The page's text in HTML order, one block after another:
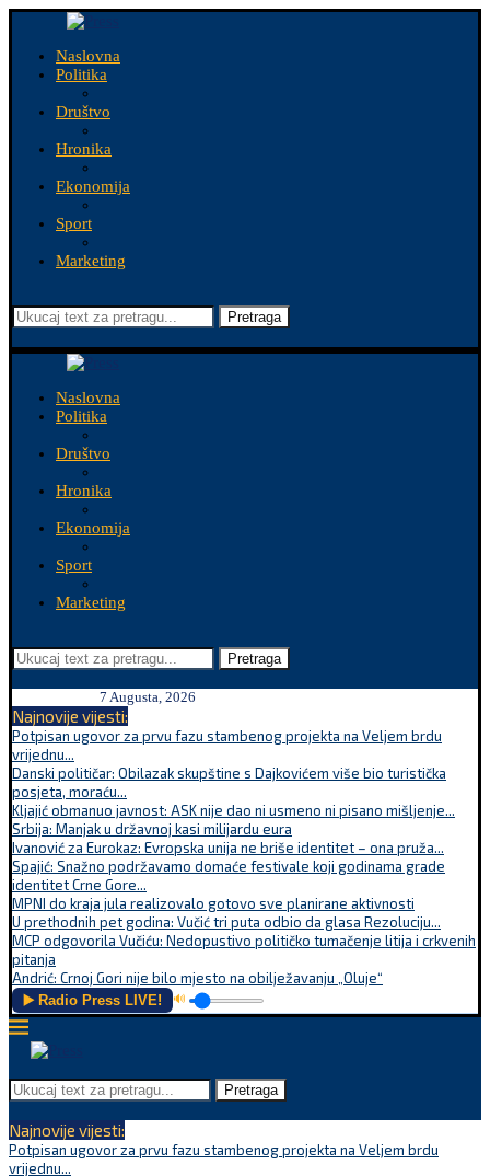
Naslovna
Politika
Društvo
Hronika
Ekonomija
Sport
Marketing
Pretraga
Naslovna
Politika
Društvo
Hronika
Ekonomija
Sport
Marketing
Pretraga
7 Augusta, 2026
Najnovije vijesti:
Potpisan ugovor za prvu fazu stambenog projekta na Veljem brdu
vrijednu...
Danski političar: Obilazak skupštine s Dajkovićem više bio turistička
posjeta, moraću...
Kljajić obmanuo javnost: ASK nije dao ni usmeno ni pisano mišljenje...
Srbija: Manjak u državnoj kasi milijardu eura
Ivanović za Eurokaz: Evropska unija ne briše identitet – ona pruža...
Spajić: Snažno podržavamo domaće festivale koji godinama grade
identitet Crne Gore...
MPNI do kraja jula realizovalo gotovo sve planirane aktivnosti
U prethodnih pet godina: Vučić tri puta odbio da glasa Rezoluciju...
MCP odgovorila Vučiću: Nedopustivo političko tumačenje litija i crkvenih
pitanja
Andrić: Crnoj Gori nije bilo mjesto na obilježavanju „Oluje“
▶️ Radio Press LIVE! 🔊
Pretraga
Najnovije vijesti:
Potpisan ugovor za prvu fazu stambenog projekta na Veljem brdu
vrijednu...